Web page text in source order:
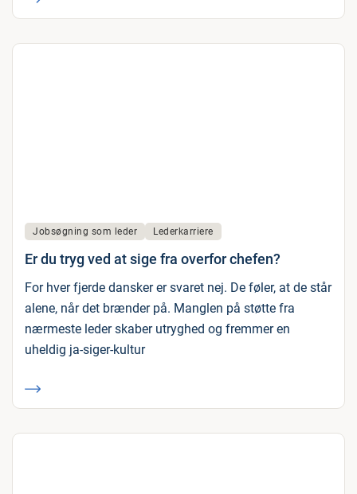
Jobsøgning som leder Lederkarriere
Er du tryg ved at sige fra overfor chefen?
For hver fjerde dansker er svaret nej. De føler, at de står
alene, når det brænder på. Manglen på støtte fra
nærmeste leder skaber utryghed og fremmer en
uheldig ja-siger-kultur